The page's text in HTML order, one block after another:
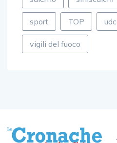
sport TOP udc
vigili del fuoco